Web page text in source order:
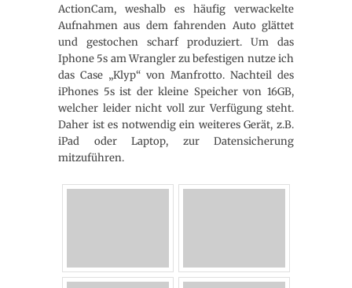
ActionCam, weshalb es häufig verwackelte
Aufnahmen aus dem fahrenden Auto glättet
und gestochen scharf produziert. Um das
Iphone 5s am Wrangler zu befestigen nutze ich
das Case „Klyp“ von Manfrotto. Nachteil des
iPhones 5s ist der kleine Speicher von 16GB,
welcher leider nicht voll zur Verfügung steht.
Daher ist es notwendig ein weiteres Gerät, z.B.
iPad oder Laptop, zur Datensicherung
mitzuführen.